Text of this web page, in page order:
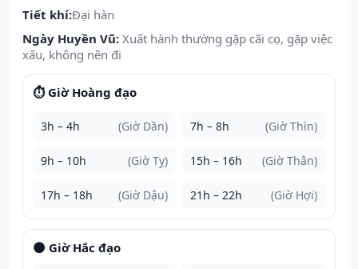
Tiết khí:Đại hàn
Ngày Huyền Vũ: Xuất hành thường gặp cãi cọ, gặp việc
xấu, không nên đi
⏱️ Giờ Hoàng đạo
3h – 4h (Giờ Dần) 7h – 8h (Giờ Thìn)
9h – 10h (Giờ Tỵ) 15h – 16h (Giờ Thân)
17h – 18h (Giờ Dậu) 21h – 22h (Giờ Hợi)
🌑 Giờ Hắc đạo